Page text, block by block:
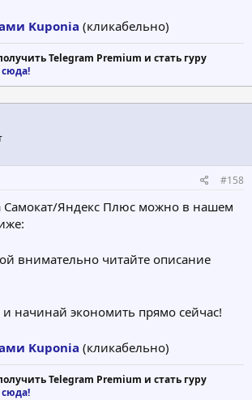
Kuponia (кликабельно)
Telegram Premium и стать гуру
#158
Самокат/Яндекс Плюс можно в нашем
внимательно читайте описание
начинай экономить прямо сейчас!
Kuponia (кликабельно)
Telegram Premium и стать гуру